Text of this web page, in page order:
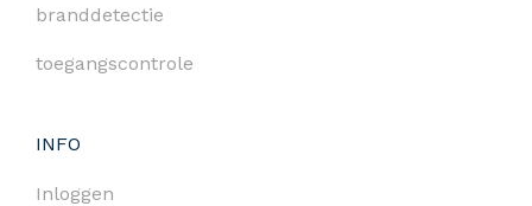
branddetectie
toegangscontrole
INFO
Inloggen